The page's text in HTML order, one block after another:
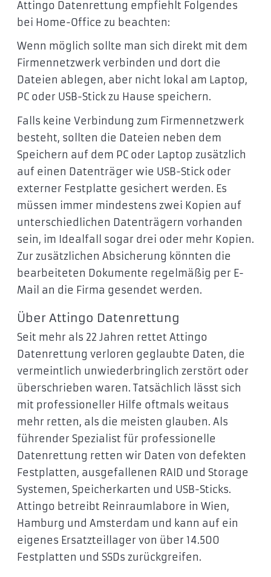
Attingo Datenrettung empfiehlt Folgendes
bei Home-Office zu beachten:
Wenn möglich sollte man sich direkt mit dem
Firmennetzwerk verbinden und dort die
Dateien ablegen, aber nicht lokal am Laptop,
PC oder USB-Stick zu Hause speichern.
Falls keine Verbindung zum Firmennetzwerk
besteht, sollten die Dateien neben dem
Speichern auf dem PC oder Laptop zusätzlich
auf einen Datenträger wie USB-Stick oder
externer Festplatte gesichert werden. Es
müssen immer mindestens zwei Kopien auf
unterschiedlichen Datenträgern vorhanden
sein, im Idealfall sogar drei oder mehr Kopien.
Zur zusätzlichen Absicherung könnten die
bearbeiteten Dokumente regelmäßig per E-
Mail an die Firma gesendet werden.
Über Attingo Datenrettung
Seit mehr als 22 Jahren rettet Attingo
Datenrettung verloren geglaubte Daten, die
vermeintlich unwiederbringlich zerstört oder
überschrieben waren. Tatsächlich lässt sich
mit professioneller Hilfe oftmals weitaus
mehr retten, als die meisten glauben. Als
führender Spezialist für professionelle
Datenrettung retten wir Daten von defekten
Festplatten, ausgefallenen RAID und Storage
Systemen, Speicherkarten und USB-Sticks.
Attingo betreibt Reinraumlabore in Wien,
Hamburg und Amsterdam und kann auf ein
eigenes Ersatzteillager von über 14.500
Festplatten und SSDs zurückgreifen.